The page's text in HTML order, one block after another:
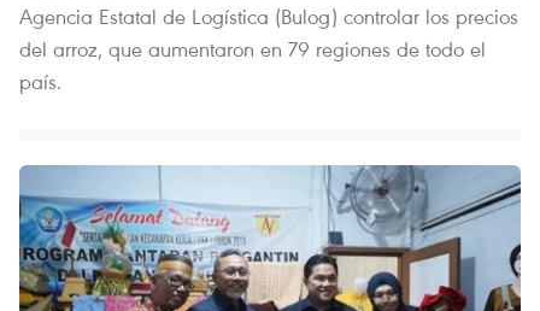
Agencia Estatal de Logística (Bulog) controlar los precios
del arroz, que aumentaron en 79 regiones de todo el
país.